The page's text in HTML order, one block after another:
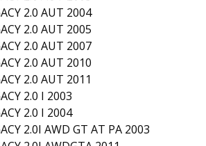
2.0 AUT 2004
2.0 AUT 2005
2.0 AUT 2007
2.0 AUT 2010
2.0 AUT 2011
2.0 I 2003
2.0 I 2004
2.0I AWD GT AT PA 2003